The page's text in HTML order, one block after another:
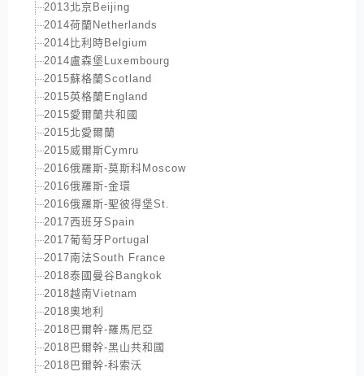
2013北京Beijing
2014荷蘭Netherlands
2014比利時Belgium
2014盧森堡Luxembourg
2015蘇格蘭Scotland
2015英格蘭England
2015愛爾蘭共和國
2015北愛爾蘭
2015威爾斯Cymru
2016俄羅斯-莫斯科Moscow
2016俄羅斯-金環
2016俄羅斯-聖彼得堡St.
2017西班牙Spain
2017葡萄牙Portugal
2017南法South France
2018泰國曼谷Bangkok
2018越南Vietnam
2018奧地利
2018巴爾幹-羅馬尼亞
2018巴爾幹-黑山共和國
2018巴爾幹-科索沃